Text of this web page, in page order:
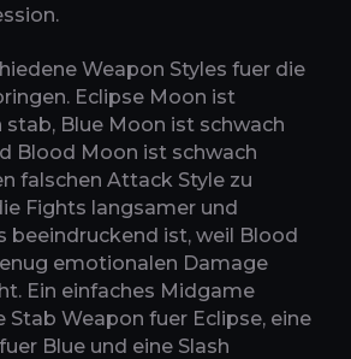
Weapon Styles fuer die
Eclipse Moon ist
stab, Blue Moon ist schwach
Blood Moon ist schwach
falschen Attack Style zu
Fights langsamer und
beeindruckend ist, weil Blood
emotionalen Damage
Ein einfaches Midgame
Stab Weapon fuer Eclipse, eine
Blue und eine Slash